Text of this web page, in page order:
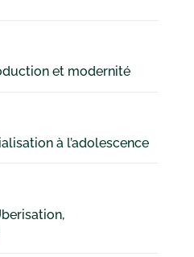
et modernité
à l’adolescence